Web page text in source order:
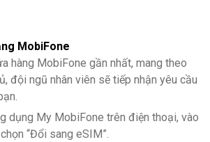
MobiFone
hàng MobiFone gần nhất, mang theo
đội ngũ nhân viên sẽ tiếp nhận yêu cầu
dụng My MobiFone trên điện thoại, vào
“Đổi sang eSIM”.